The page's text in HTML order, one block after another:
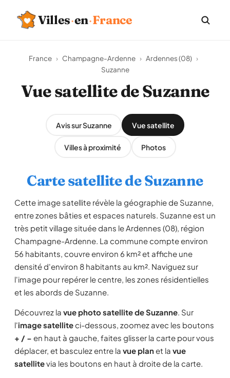
Villes·en·France
France › Champagne-Ardenne › Ardennes (08) ›
Suzanne
Vue satellite de Suzanne
Avis sur Suzanne Vue satellite
Villes à proximité Photos
Carte satellite de Suzanne
Cette image satellite révèle la géographie de Suzanne,
entre zones bâties et espaces naturels. Suzanne est un
très petit village située dans le Ardennes (08), région
Champagne-Ardenne. La commune compte environ
56 habitants, couvre environ 6 km² et affiche une
densité d'environ 8 habitants au km². Naviguez sur
l'image pour repérer le centre, les zones résidentielles
et les abords de Suzanne.
Découvrez la vue photo satellite de Suzanne. Sur
l'image satelliteci-dessous, zoomez avec les boutons
+ / − en haut à gauche, faites glisser la carte pour vous
déplacer, et basculez entre la vue planet la vue
satellitevia les boutons en haut à droite de la carte.